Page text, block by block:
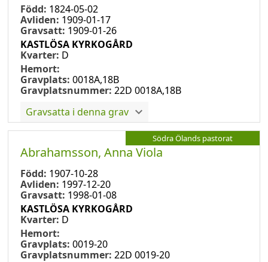
Född: 1824-05-02
Avliden: 1909-01-17
Gravsatt: 1909-01-26
KASTLÖSA KYRKOGÅRD
Kvarter: D
Hemort:
Gravplats: 0018A,18B
Gravplatsnummer: 22D 0018A,18B
Gravsatta i denna grav
Södra Ölands pastorat
Abrahamsson, Anna Viola
Född: 1907-10-28
Avliden: 1997-12-20
Gravsatt: 1998-01-08
KASTLÖSA KYRKOGÅRD
Kvarter: D
Hemort:
Gravplats: 0019-20
Gravplatsnummer: 22D 0019-20